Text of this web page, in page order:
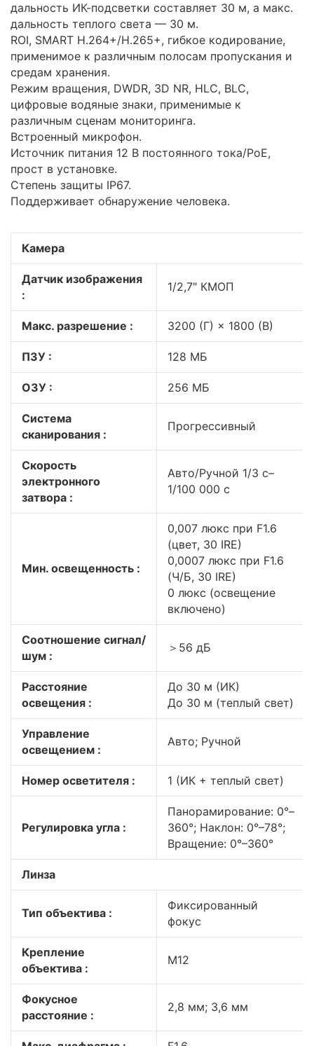
дальность ИК-подсветки составляет 30 м, а макс.
дальность теплого света — 30 м.
ROI, SMART H.264+/H.265+, гибкое кодирование,
применимое к различным полосам пропускания и
средам хранения.
Режим вращения, DWDR, 3D NR, HLC, BLC,
цифровые водяные знаки, применимые к
различным сценам мониторинга.
Встроенный микрофон.
Источник питания 12 В постоянного тока/PoE,
прост в установке.
Степень защиты IP67.
Поддерживает обнаружение человека.
Камера
Датчик изображения
:
1/2,7" КМОП
Макс. разрешение : 3200 (Г) × 1800 (В)
ПЗУ : 128 МБ
ОЗУ : 256 МБ
Система
сканирования :
Прогрессивный
Скорость
электронного
затвора :
Авто/Ручной 1/3 с–
1/100 000 с
Мин. освещенность :
0,007 люкс при F1.6
(цвет, 30 IRE)
0,0007 люкс при F1.6
(Ч/Б, 30 IRE)
0 люкс (освещение
включено)
Соотношение сигнал/
шум :
＞56 дБ
Расстояние
освещения :
До 30 м (ИК)
До 30 м (теплый свет)
Управление
освещением :
Авто; Ручной
Номер осветителя : 1 (ИК + теплый свет)
Регулировка угла :
Панорамирование: 0°–
360°; Наклон: 0°–78°;
Вращение: 0°–360°
Линза
Тип объектива :
Фиксированный
фокус
Крепление
объектива :
М12
Фокусное
расстояние :
2,8 мм; 3,6 мм